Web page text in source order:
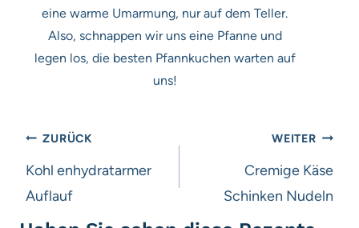
eine warme Umarmung, nur auf dem Teller.
Also, schnappen wir uns eine Pfanne und
legen los, die besten Pfannkuchen warten auf
uns!
Beitragsnavigation
ZURÜCK
Kohl enhydratarmer
Auflauf
WEITER
Cremige Käse
Schinken Nudeln